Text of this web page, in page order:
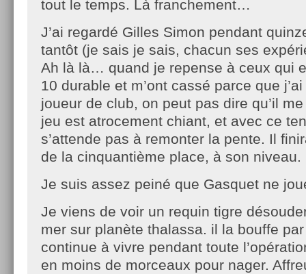
tout le temps. Là franchement…
J’ai regardé Gilles Simon pendant
tantôt (je sais je sais, chacun ses
Ah là là… quand je repense à ceux qui
10 durable et m’ont cassé parce que
joueur de club, on peut pas dire qu’il
jeu est atrocement chiant, et avec ce
s’attende pas à remonter la pente. Il
de la cinquantième place, à son niveau.
Je suis assez peiné que Gasquet ne
Je viens de voir un requin tigre
mer sur planète thalassa. il la bouffe
continue à vivre pendant toute
en moins de morceaux pour nager.